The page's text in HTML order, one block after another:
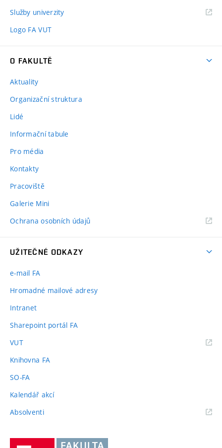
Služby univerzity
Logo FA VUT
O FAKULTĚ
Aktuality
Organizační struktura
Lidé
Informační tabule
Pro média
Kontakty
Pracoviště
Galerie Mini
Ochrana osobních údajů
UŽITEČNÉ ODKAZY
e-mail FA
Hromadné mailové adresy
Intranet
Sharepoint portál FA
VUT(externí
Knihovna FA
SO-FA
Kalendář akcí
Absolventi(externí